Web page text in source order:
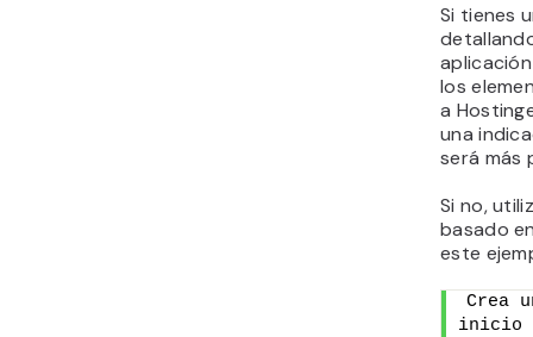
Si tienes
los
a
una
será más
Si no,
basado
este
Crea
inicio